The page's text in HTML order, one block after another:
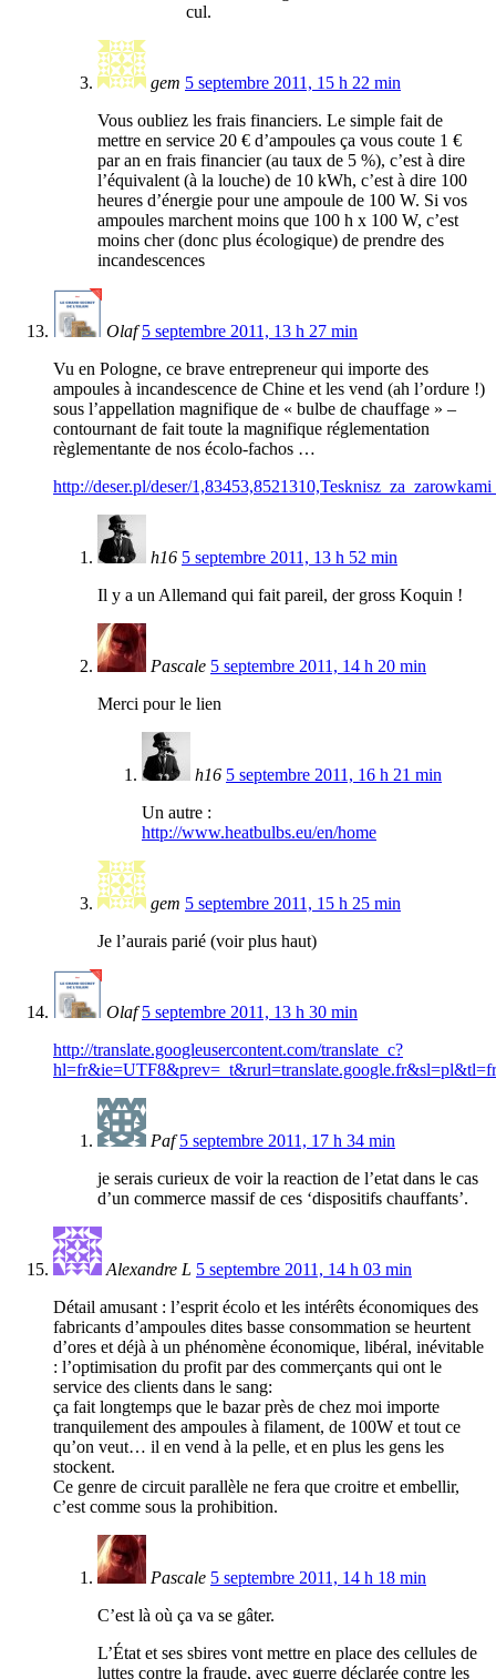
cul.
gem 5 septembre 2011, 15 h 22 min
Vous oubliez les frais financiers. Le simple fait de
mettre en service 20 € d’ampoules ça vous coute 1 €
par an en frais financier (au taux de 5 %), c’est à dire
l’équivalent (à la louche) de 10 kWh, c’est à dire 100
heures d’énergie pour une ampoule de 100 W. Si vos
ampoules marchent moins que 100 h x 100 W, c’est
moins cher (donc plus écologique) de prendre des
incandescences
Olaf 5 septembre 2011, 13 h 27 min
Vu en Pologne, ce brave entrepreneur qui importe des
ampoules à incandescence de Chine et les vend (ah l’ordure !)
sous l’appellation magnifique de « bulbe de chauffage » –
contournant de fait toute la magnifique réglementation
règlementante de nos écolo-fachos …
http://deser.pl/deser/
h16 5 septembre 2011, 13 h 52 min
Il y a un Allemand qui fait pareil, der gross Koquin !
Pascale 5 septembre 2011, 14 h 20 min
Merci pour le lien
h16 5 septembre 2011, 16 h 21 min
Un autre :
http://www.heatbulbs.eu/en/home
gem 5 septembre 2011, 15 h 25 min
Je l’aurais parié (voir plus haut)
Olaf 5 septembre 2011, 13 h 30 min
http://translate.googleusercontent.com/translate_c?
Paf 5 septembre 2011, 17 h 34 min
je serais curieux de voir la reaction de l’etat dans le cas
d’un commerce massif de ces ‘dispositifs chauffants’.
Alexandre L 5 septembre 2011, 14 h 03 min
Détail amusant : l’esprit écolo et les intérêts économiques des
fabricants d’ampoules dites basse consommation se heurtent
d’ores et déjà à un phénomène économique, libéral, inévitable
: l’optimisation du profit par des commerçants qui ont le
service des clients dans le sang:
ça fait longtemps que le bazar près de chez moi importe
tranquilement des ampoules à filament, de 100W et tout ce
qu’on veut… il en vend à la pelle, et en plus les gens les
stockent.
Ce genre de circuit parallèle ne fera que croitre et embellir,
c’est comme sous la prohibition.
Pascale 5 septembre 2011, 14 h 18 min
C’est là où ça va se gâter.
L’État et ses sbires vont mettre en place des cellules de
luttes contre la fraude, avec guerre déclarée contre les